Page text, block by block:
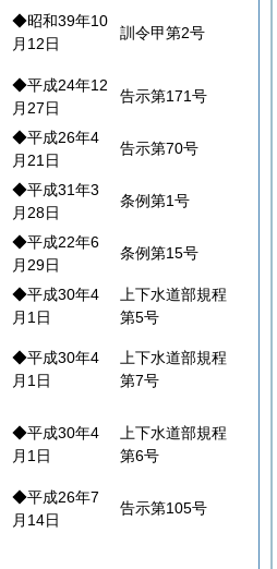
◆昭和39年10
月12日
訓令甲第2号
◆平成24年12
月27日
告示第171号
◆平成26年4
月21日
告示第70号
◆平成31年3
月28日
条例第1号
◆平成22年6
月29日
条例第15号
◆平成30年4
月1日
上下水道部規程
第5号
◆平成30年4
月1日
上下水道部規程
第7号
◆平成30年4
月1日
上下水道部規程
第6号
◆平成26年7
月14日
告示第105号